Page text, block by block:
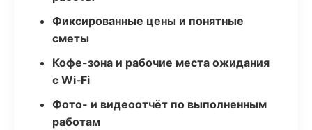
Фиксированные цены и понятные
сметы
Кофе-зона и рабочие места ожидания
с Wi‑Fi
Фото- и видеоотчёт по выполненным
работам